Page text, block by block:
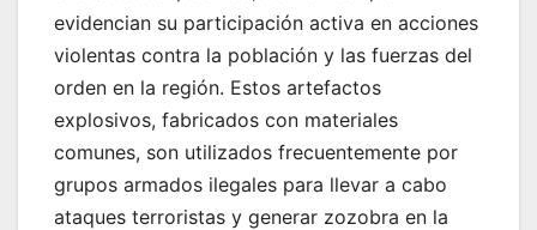
evidencian su participación activa en acciones
violentas contra la población y las fuerzas del
orden en la región. Estos artefactos
explosivos, fabricados con materiales
comunes, son utilizados frecuentemente por
grupos armados ilegales para llevar a cabo
ataques terroristas y generar zozobra en la